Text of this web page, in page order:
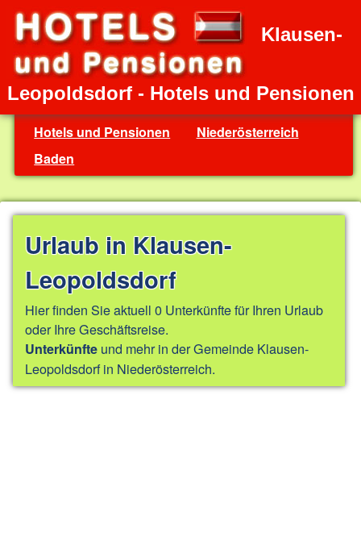
Klausen-
Leopoldsdorf - Hotels und Pensionen
Hotels und Pensionen
Niederösterreich
Baden
Urlaub in Klausen-
Leopoldsdorf
Hier finden Sie aktuell 0 Unterkünfte für Ihren Urlaub
oder Ihre Geschäftsreise.
Unterkünfte und mehr in der Gemeinde Klausen-
Leopoldsdorf in Niederösterreich.